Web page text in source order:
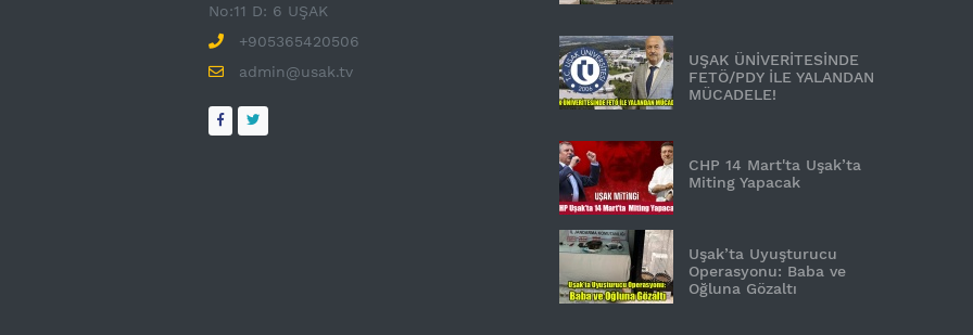
No:11 D: 6 UŞAK
+905365420506
admin@usak.tv
UŞAK ÜNİVERİTESİNDE
FETÖ/PDY İLE YALANDAN
MÜCADELE!
CHP 14 Mart'ta Uşak’ta
Miting Yapacak
Uşak’ta Uyuşturucu
Operasyonu: Baba ve
Oğluna Gözaltı